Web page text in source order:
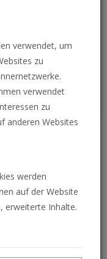
die
verwendet, um
zu
verwendet
zu
anderen Websites
werden
auf der Website
erweiterte Inhalte.